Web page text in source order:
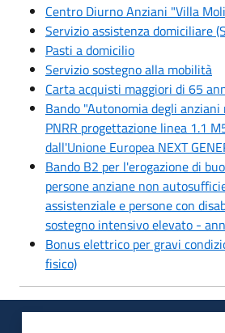
Centro Diurno Anziani "Villa
Servizio assistenza domiciliare
Pasti a domicilio
Servizio sostegno alla mobilità
Carta acquisti maggiori di 65
Bando "Autonomia degli
PNRR progettazione linea 1.1
dall'Unione Europea NEXT
Bando B2 per l'erogazione di
persone anziane non
assistenziale e persone con
sostegno intensivo elevato -
Bonus elettrico per gravi
fisico)